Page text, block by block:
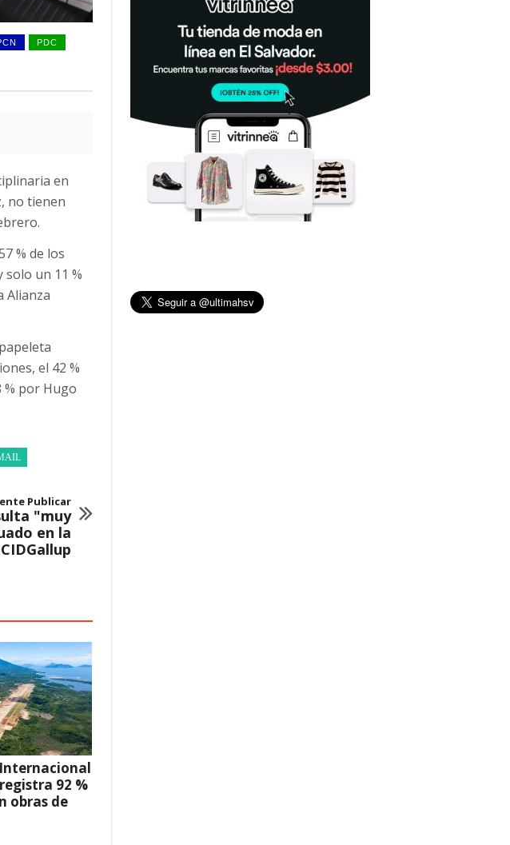
PDC
en
no tienen
% de los
solo un 11 %
Alianza
el 42 %
% por Hugo
Publicar
"muy
en la
92 %
obras de